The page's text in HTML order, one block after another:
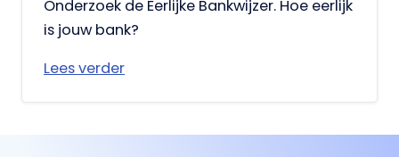
Onderzoek de Eerlijke Bankwijzer. Hoe eerlijk
is jouw bank?
Lees verder